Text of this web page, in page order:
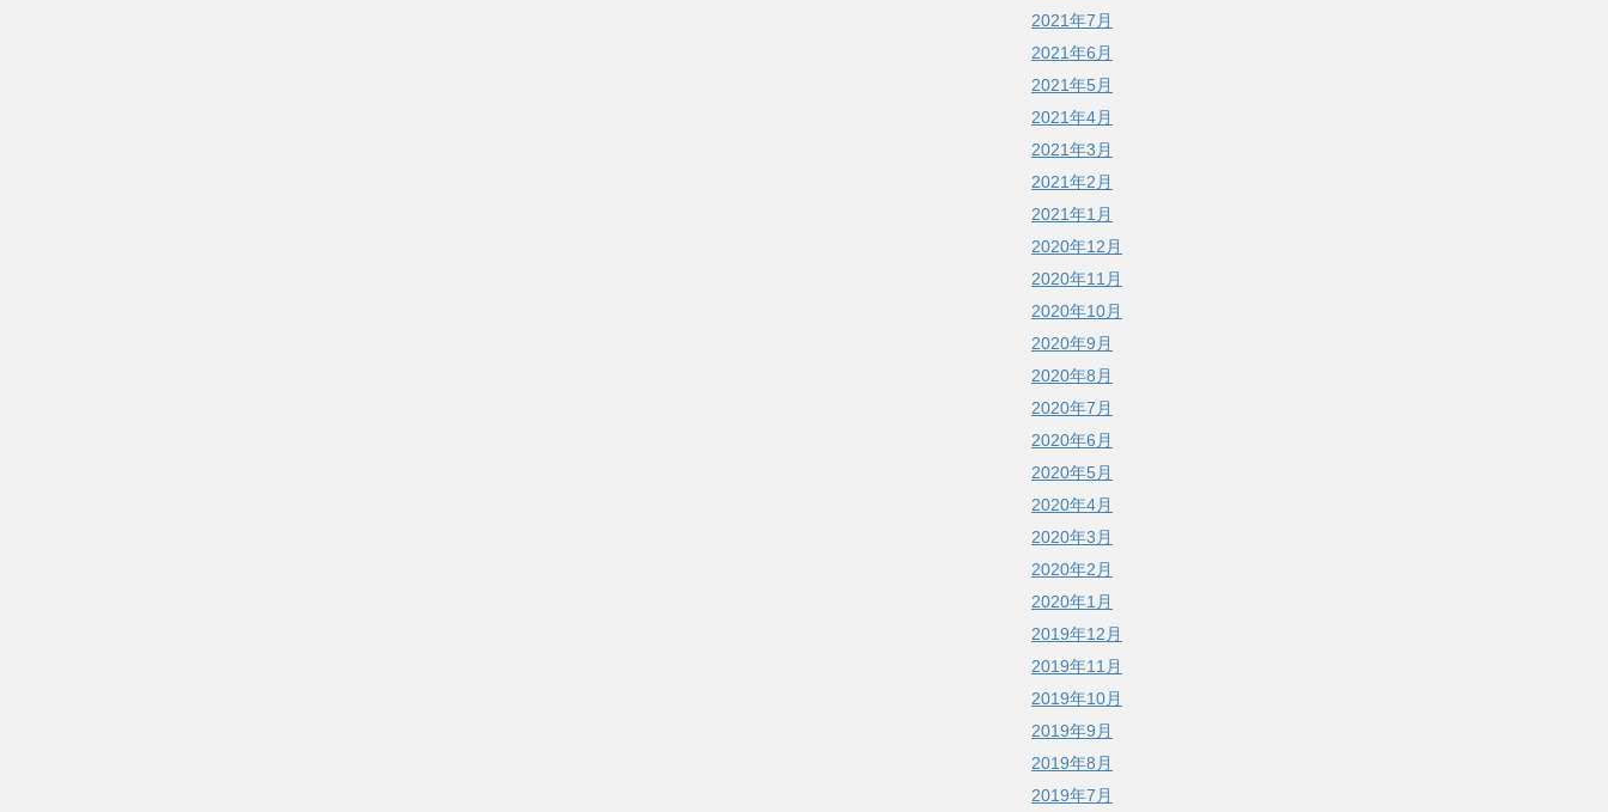
2021年7月
2021年6月
2021年5月
2021年4月
2021年3月
2021年2月
2021年1月
2020年12月
2020年11月
2020年10月
2020年9月
2020年8月
2020年7月
2020年6月
2020年5月
2020年4月
2020年3月
2020年2月
2020年1月
2019年12月
2019年11月
2019年10月
2019年9月
2019年8月
2019年7月